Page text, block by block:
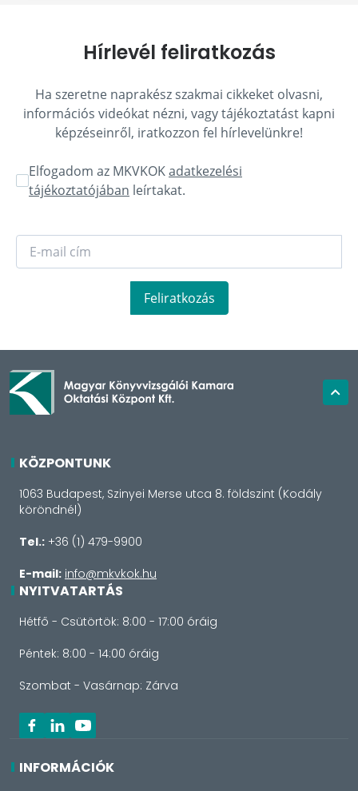
Hírlevél feliratkozás
Ha szeretne naprakész szakmai cikkeket olvasni,
információs videókat nézni, vagy tájékoztatást kapni
képzéseinről, iratkozzon fel hírlevelünkre!
Elfogadom az MKVKOKadatkezelési
tájékoztatójában leírtakat.
Feliratkozás
KÖZPONTUNK
1063 Budapest, Szinyei Merse utca 8. földszint (Kodály
köröndnél)
Tel.: +36 (1) 479-9900
E-mail: info@mkvkok.hu
NYITVATARTÁS
Hétfő - Csütörtök: 8:00 - 17:00 óráig
Péntek: 8:00 - 14:00 óráig
Szombat - Vasárnap: Zárva
INFORMÁCIÓK